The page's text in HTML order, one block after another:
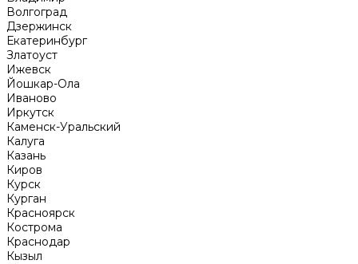
Волгоград
Дзержинск
Екатеринбург
Златоуст
Ижевск
Йошкар-Ола
Иваново
Иркутск
Каменск-Уральский
Калуга
Казань
Киров
Курск
Курган
Красноярск
Кострома
Краснодар
Кызыл